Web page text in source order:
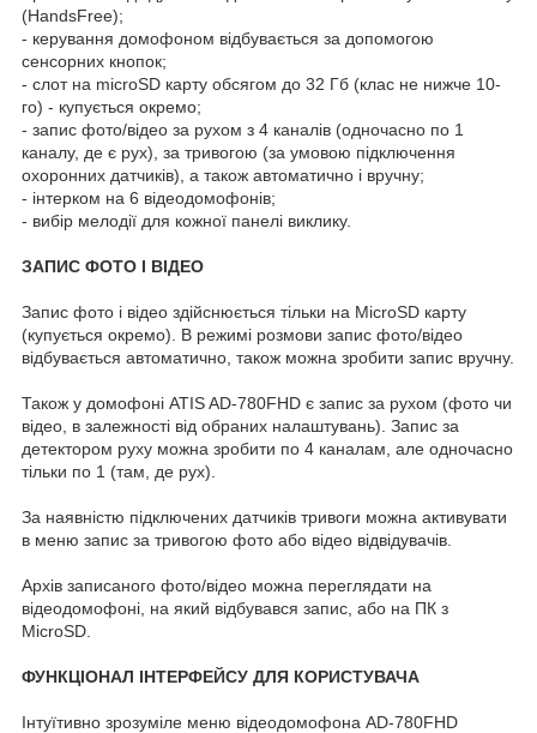
(HandsFree);
- керування домофоном відбувається за допомогою
сенсорних кнопок;
- слот на microSD карту обсягом до 32 Гб (клас не нижче 10-
го) - купується окремо;
- запис фото/відео за рухом з 4 каналів (одночасно по 1
каналу, де є рух), за тривогою (за умовою підключення
охоронних датчиків), а також автоматично і вручну;
- інтерком на 6 відеодомофонів;
- вибір мелодії для кожної панелі виклику.
ЗАПИС ФОТО І ВІДЕО
Запис фото і відео здійснюється тільки на MicroSD карту
(купується окремо). В режимі розмови запис фото/відео
відбувається автоматично, також можна зробити запис вручну.
Також у домофоні ATIS AD-780FHD є запис за рухом (фото чи
відео, в залежності від обраних налаштувань). Запис за
детектором руху можна зробити по 4 каналам, але одночасно
тільки по 1 (там, де рух).
За наявністю підключених датчиків тривоги можна активувати
в меню запис за тривогою фото або відео відвідувачів.
Архів записаного фото/відео можна переглядати на
відеодомофоні, на який відбувався запис, або на ПК з
MicroSD.
ФУНКЦІОНАЛ ІНТЕРФЕЙСУ ДЛЯ КОРИСТУВАЧА
Інтуїтивно зрозуміле меню відеодомофона AD-780FHD